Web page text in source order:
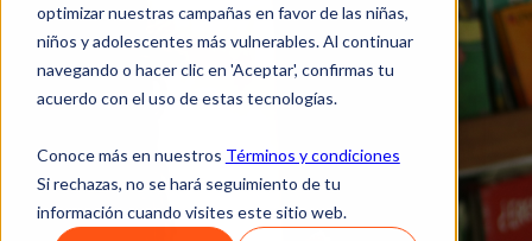
optimizar nuestras campañas en favor de las niñas,
niños y adolescentes más vulnerables. Al continuar
navegando o hacer clic en 'Aceptar', confirmas tu
acuerdo con el uso de estas tecnologías.
Conoce más en nuestros Términos y condiciones
Si rechazas, no se hará seguimiento de tu
información cuando visites este sitio web.